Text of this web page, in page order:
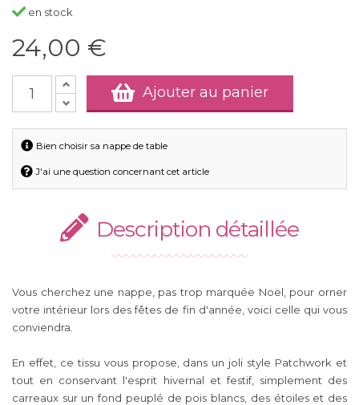
en stock
24,00 €
Ajouter au panier
Bien choisir sa nappe de table
J'ai une question concernant cet article
Description détaillée
Vous cherchez une nappe, pas trop marquée Noël, pour orner
votre intérieur lors des fêtes de fin d'année, voici celle qui vous
conviendra.
En effet, ce tissu vous propose, dans un joli style Patchwork et
tout en conservant l'esprit hivernal et festif, simplement des
carreaux sur un fond peuplé de pois blancs, des étoiles et des